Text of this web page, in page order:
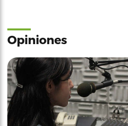
Opiniones